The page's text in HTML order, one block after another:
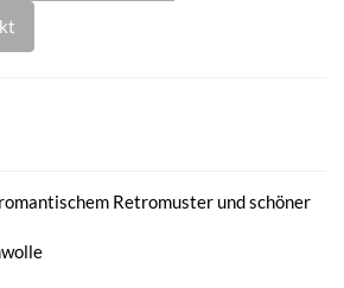
Retromuster und schöner